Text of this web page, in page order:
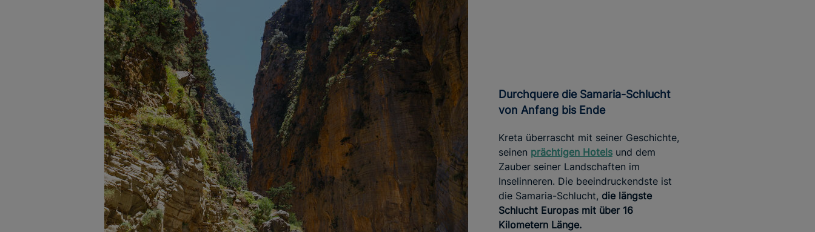
Durchquere die Samaria-Schlucht
von Anfang bis Ende
Kreta überrascht mit seiner Geschichte,
seinen prächtigen Hotels und dem
Zauber seiner Landschaften im
Inselinneren. Die beeindruckendste ist
die Samaria-Schlucht, die längste
Schlucht Europas mit über 16
Kilometern Länge.